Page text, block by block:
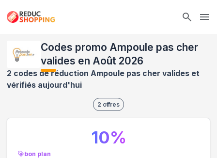
Codes promo Ampoule pas cher
valides en Août 2026
2 codes de réduction Ampoule pas cher valides et
vérifiés aujourd'hui
2 offres
bon plan
10%